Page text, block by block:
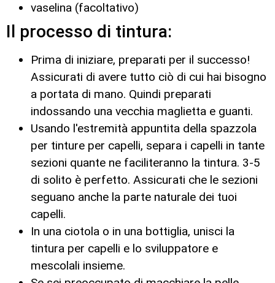
vaselina (facoltativo)
Il processo di tintura:
Prima di iniziare, preparati per il successo!
Assicurati di avere tutto ciò di cui hai bisogno
a portata di mano. Quindi preparati
indossando una vecchia maglietta e guanti.
Usando l'estremità appuntita della spazzola
per tinture per capelli, separa i capelli in tante
sezioni quante ne faciliteranno la tintura. 3-5
di solito è perfetto. Assicurati che le sezioni
seguano anche la parte naturale dei tuoi
capelli.
In una ciotola o in una bottiglia, unisci la
tintura per capelli e lo sviluppatore e
mescolali insieme.